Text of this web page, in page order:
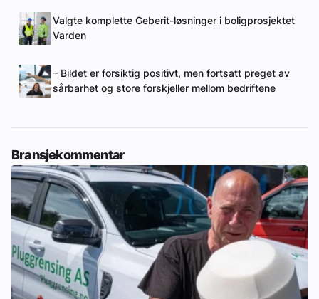
Valgte komplette Geberit-løsninger i boligprosjektet
Varden
– Bildet er forsiktig positivt, men fortsatt preget av
sårbarhet og store forskjeller mellom bedriftene
Bransjekommentar